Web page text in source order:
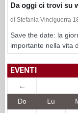
Da oggi ci trovi su
di Stefania Vinciguerra
Save the date: la
importante nella vita
EVENTI
←
Do Lu